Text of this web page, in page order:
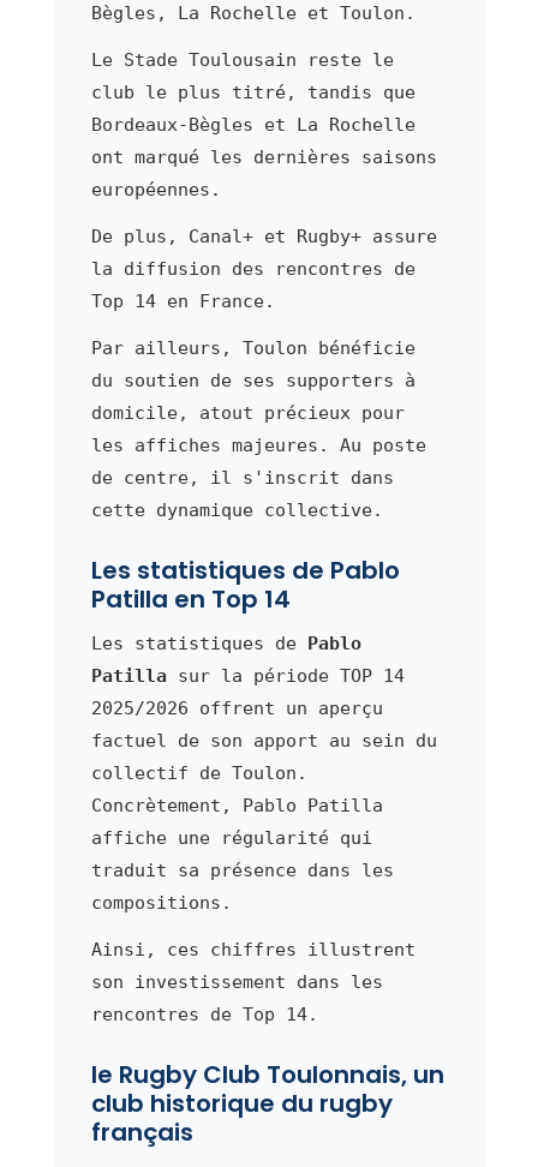
Bègles, La Rochelle et Toulon.
Le Stade Toulousain reste le
club le plus titré, tandis que
Bordeaux-Bègles et La Rochelle
ont marqué les dernières saisons
européennes.
De plus, Canal+ et Rugby+ assure
la diffusion des rencontres de
Top 14 en France.
Par ailleurs, Toulon bénéficie
du soutien de ses supporters à
domicile, atout précieux pour
les affiches majeures. Au poste
de centre, il s'inscrit dans
cette dynamique collective.
Les statistiques de Pablo
Patilla en Top 14
Les statistiques de Pablo
Patilla sur la période TOP 14
2025/2026 offrent un aperçu
factuel de son apport au sein du
collectif de Toulon.
Concrètement, Pablo Patilla
affiche une régularité qui
traduit sa présence dans les
compositions.
Ainsi, ces chiffres illustrent
son investissement dans les
rencontres de Top 14.
le Rugby Club Toulonnais, un
club historique du rugby
français